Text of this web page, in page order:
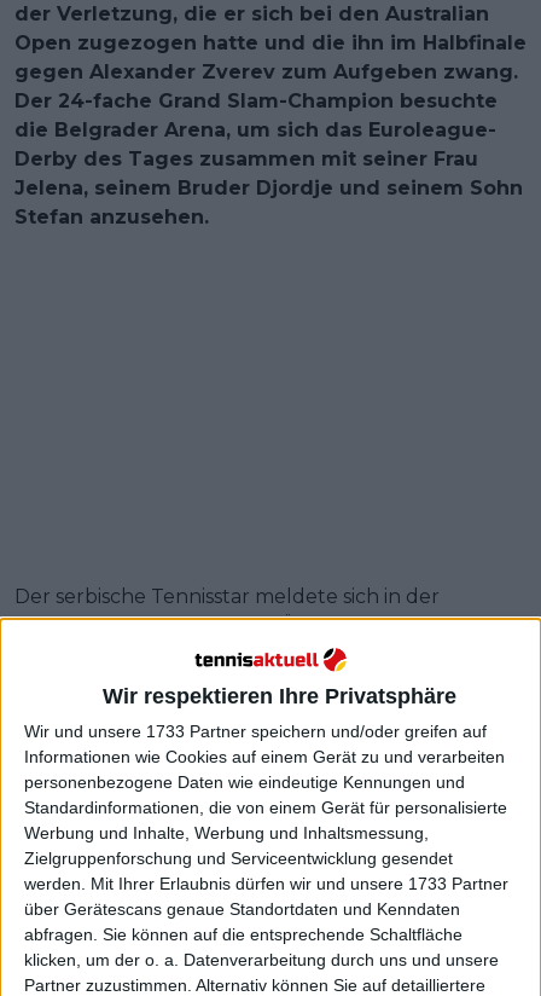
Wir respektieren Ihre Privatsphäre
Wir und unsere 1733 Partner speichern und/oder greifen auf
Informationen wie Cookies auf einem Gerät zu und verarbeiten
personenbezogene Daten wie eindeutige Kennungen und
Standardinformationen, die von einem Gerät für personalisierte
Werbung und Inhalte, Werbung und Inhaltsmessung,
Zielgruppenforschung und Serviceentwicklung gesendet
werden.
Mit Ihrer Erlaubnis dürfen wir und unsere 1733 Partner
über Gerätescans genaue Standortdaten und Kenndaten
abfragen. Sie können auf die entsprechende Schaltfläche
klicken, um der o. a. Datenverarbeitung durch uns und unsere
Partner zuzustimmen. Alternativ können Sie auf detailliertere
der Verletzung, die er sich bei den Australian
Open zugezogen hatte und die ihn im Halbfinale
gegen Alexander Zverev zum Aufgeben zwang.
Der 24-fache Grand Slam-Champion besuchte
die Belgrader Arena, um sich das Euroleague-
Derby des Tages zusammen mit seiner Frau
Jelena, seinem Bruder Djordje und seinem Sohn
Stefan anzusehen.
Der serbische Tennisstar meldete sich in der
Halbzeitpause in einer Live-Übertragung von der
Tribüne aus zu Wort, richtete eine Botschaft an die
offiziellen Euroleague-Kanäle und lud die
Öffentlichkeit ein, die Basketball-Veranstaltungen
zu besuchen: "Leute, Basketball-Fans, Euroleague-
Fans, wir sind hier in der Arena für das ewige Derby
zwischen Roter Stern und Partizan."
Weiterlesen
Novak Djokovics Comeback:
Wann kehrt Nole auf den Court
zurück?